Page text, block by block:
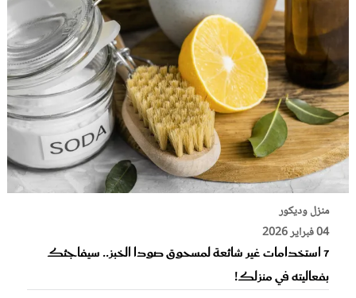
منزل وديكور
04 فبراير 2026
7 استخدامات غير شائعة لمسحوق صودا الخبز.. سيفاجئك
بفعاليته في منزلك!